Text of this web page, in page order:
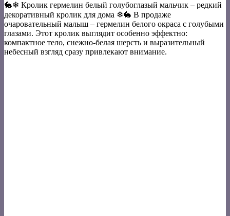
🐇❄ Кролик гермелин белый голубоглазый мальчик – редкий
декоративный кролик для дома ❄🐇 В продаже
очаровательный малыш – гермелин белого окраса с голубыми
глазами. Этот кролик выглядит особенно эффектно:
компактное тело, снежно-белая шерсть и выразительный
небесный взгляд сразу привлекают внимание.